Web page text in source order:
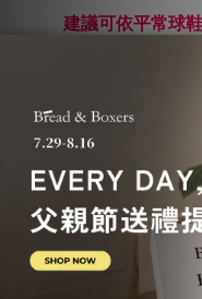
建議可依平常球
Henry&Henry為知名
除了具有30年以上
造、親民價格為訴求
究也在設計上注入年
牌。